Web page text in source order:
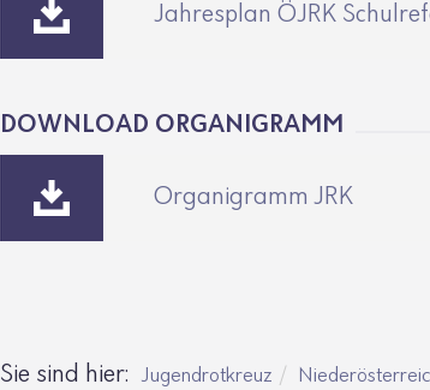
Jahresplan ÖJRK
DOWNLOAD ORGANIGRAMM
Organigramm JRK
Sie sind hier: Jugendrotkreuz